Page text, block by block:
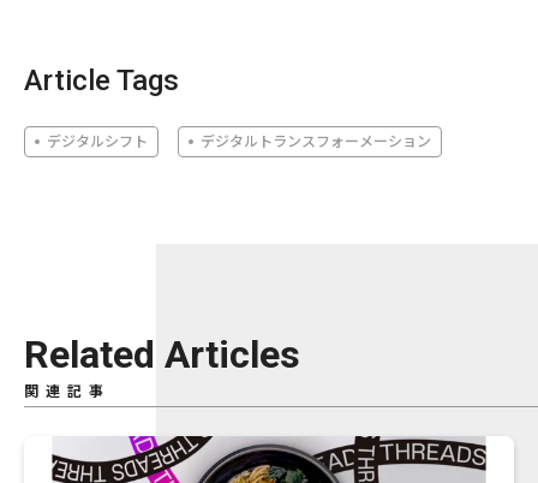
Article Tags
デジタルシフト デジタルトランスフォーメーション
Related Articles
関連記事